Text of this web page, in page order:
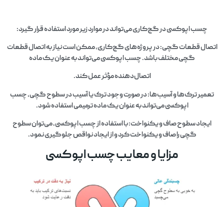
چسب اپوکسی در گچ‌کاری می‌تواند در موارد زیر مورد استفاده قرار گیرد:
اتصال قطعات گچی: در پروژه‌های گچ‌کاری، ممکن است نیاز به اتصال قطعات
گچی مختلف باشد. چسب اپوکسی می‌تواند به عنوان یک ماده
اتصال‌دهنده مؤثر عمل کند.
تعمیر ترک‌ها و آسیب‌ها: در صورت وجود ترک یا آسیب در سطوح گچی، چسب
اپوکسی می‌تواند به عنوان یک ماده ترمیمی استفاده شود.
ایجاد سطوح صاف و یکنواخت: با استفاده از چسب اپوکسی، می‌توان سطوح
گچی را صاف و یکنواخت کرد و از ایجاد نواقص جلوگیری نمود.
مزایا و معایب چسب اپوکسی